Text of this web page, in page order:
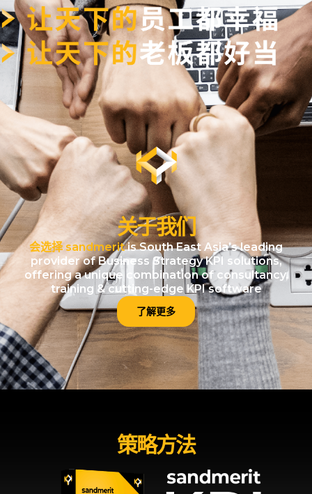
关于我们
会选择 sandmeritis South East Asia’s leading
provider of Business Strategy KPI solutions,
offering a unique combination of consultancy,
training & cutting-edge KPI software
了解更多
策略方法